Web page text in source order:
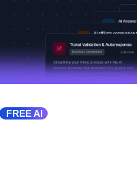
FREE AI